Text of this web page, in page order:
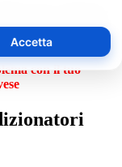
Vico Canavese,
d’aria, ricarica gas
con il tuo